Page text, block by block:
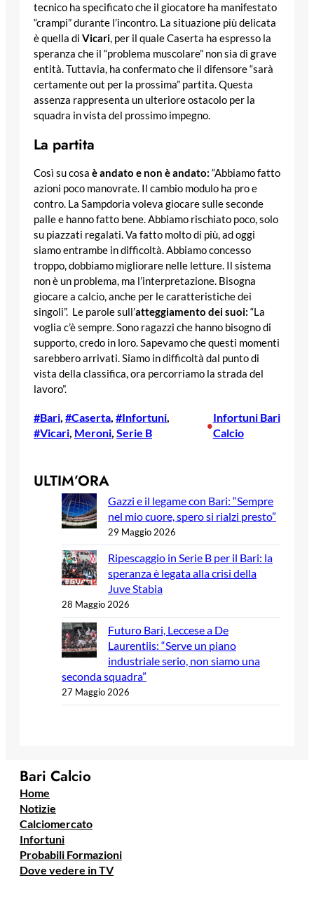
tecnico ha specificato che il giocatore ha manifestato
“crampi” durante l’incontro. La situazione più delicata
è quella di Vicari, per il quale Caserta ha espresso la
speranza che il “problema muscolare” non sia di grave
entità. Tuttavia, ha confermato che il difensore “sarà
certamente out per la prossima” partita. Questa
assenza rappresenta un ulteriore ostacolo per la
squadra in vista del prossimo impegno.
La partita
Così su cosa è andato e non è andato: “Abbiamo fatto
azioni poco manovrate. Il cambio modulo ha pro e
contro. La Sampdoria voleva giocare sulle seconde
palle e hanno fatto bene. Abbiamo rischiato poco, solo
su piazzati regalati. Va fatto molto di più, ad oggi
siamo entrambe in difficoltà. Abbiamo concesso
troppo, dobbiamo migliorare nelle letture. Il sistema
non è un problema, ma l’interpretazione. Bisogna
giocare a calcio, anche per le caratteristiche dei
singoli”. Le parole sull’atteggiamento dei suoi: “La
voglia c’è sempre. Sono ragazzi che hanno bisogno di
supporto, credo in loro. Sapevamo che questi momenti
sarebbero arrivati. Siamo in difficoltà dal punto di
vista della classifica, ora percorriamo la strada del
lavoro”.
#Bari, #Caserta, #Infortuni
#Vicari, Meroni, Serie B
•
Infortuni Bari
Calcio
ULTIM’ORA
Gazzi e il legame con Bari: “Sempre
nel mio cuore, spero si rialzi presto”
29 Maggio 2026
Ripescaggio in Serie B per il Bari: la
speranza è legata alla crisi della
Juve Stabia
28 Maggio 2026
Futuro Bari, Leccese a De
Laurentiis: “Serve un piano
industriale serio, non siamo una
seconda squadra”
27 Maggio 2026
Bari Calcio
Home
Notizie
Calciomercato
Infortuni
Probabili Formazioni
Dove vedere in TV